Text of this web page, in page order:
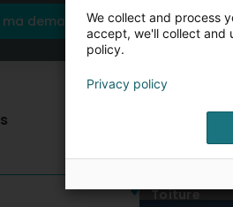
demande
Charpente
Toiture
We collect and process
accept, we'll collect and
policy.
Privacy policy